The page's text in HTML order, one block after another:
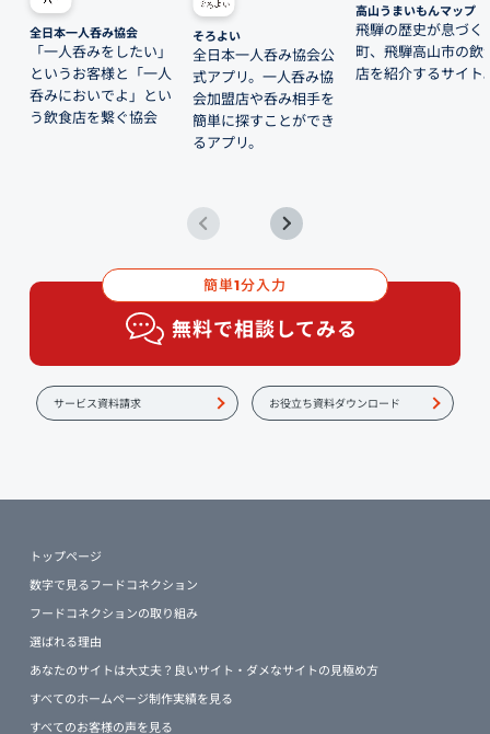
全日本一人呑み協会
「一人呑みをしたい」
というお客様と「一人
呑みにおいでよ」とい
う飲食店を繋ぐ協会
そろよい
全日本一人呑み協会公
式アプリ。一人呑み協
会加盟店や呑み相手を
簡単に探すことができ
るアプリ。
高山うまいもんマップ
飛騨の歴史が息づく
町、飛騨高山市の飲
店を紹介するサイト
簡単1分入力
無料で相談してみる
サービス資料請求 お役立ち資料ダウンロード
トップページ
数字で見るフードコネクション
フードコネクションの取り組み
選ばれる理由
あなたのサイトは大丈夫？良いサイト・ダメなサイトの見極め方
すべてのホームページ制作実績を見る
すべてのお客様の声を見る